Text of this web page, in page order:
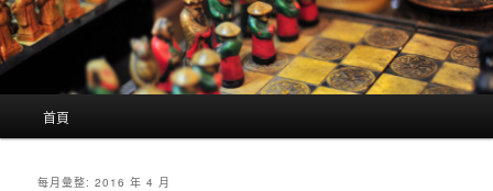
首頁
每月彙整:2016 年 4 月